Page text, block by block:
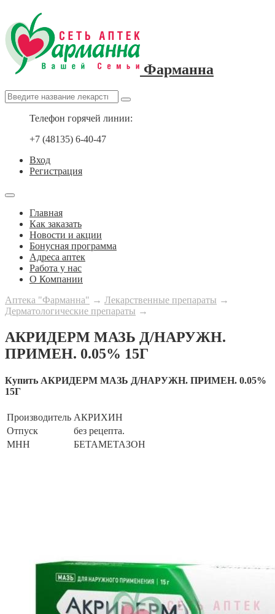
Фарманна
Телефон горячей линии:
+7 (48135) 6-40-47
Вход
Регистрация
Главная
Как заказать
Новости и акции
Бонусная программа
Адреса аптек
Работа у нас
О Компании
Аптека "Фарманна" → Лекарственные препараты →
Дерматологические препараты →
АКРИДЕРМ МАЗЬ Д/НАРУЖН.
ПРИМЕН. 0.05% 15Г
Купить АКРИДЕРМ МАЗЬ Д/НАРУЖН. ПРИМЕН. 0.05%
15Г
Производитель АКРИХИН
Отпуск
без рецепта.
МНН
БЕТАМЕТАЗОН